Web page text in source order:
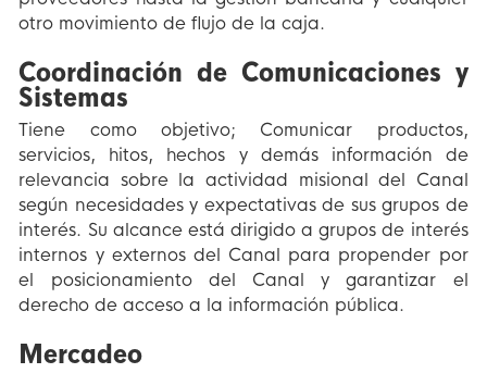
otro movimiento de flujo de la caja.
Coordinación de Comunicaciones y
Sistemas
Tiene como objetivo; Comunicar productos,
servicios, hitos, hechos y demás información de
relevancia sobre la actividad misional del Canal
según necesidades y expectativas de sus grupos de
interés. Su alcance está dirigido a grupos de interés
internos y externos del Canal para propender por
el posicionamiento del Canal y garantizar el
derecho de acceso a la información pública.
Mercadeo